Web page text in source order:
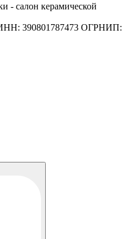
- салон керамической
390801787473 ОГРНИП: